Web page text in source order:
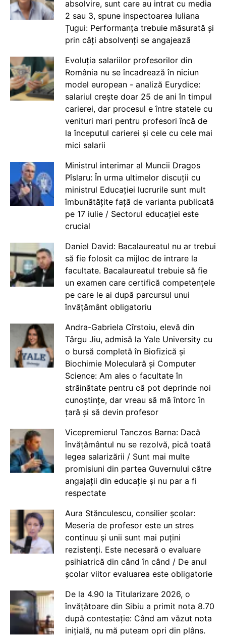
absolvire, sunt care au intrat cu media
2 sau 3, spune inspectoarea Iuliana
Țugui: Performanța trebuie măsurată și
prin câți absolvenți se angajează
Evoluția salariilor profesorilor din
România nu se încadrează în niciun
model european - analiză Eurydice:
salariul crește doar 25 de ani în timpul
carierei, dar procesul e între statele cu
venituri mari pentru profesori încă de
la începutul carierei și cele cu cele mai
mici salarii
Ministrul interimar al Muncii Dragos
Pîslaru: În urma ultimelor discuții cu
ministrul Educației lucrurile sunt mult
îmbunătățite față de varianta publicată
pe 17 iulie / Sectorul educației este
crucial
Daniel David: Bacalaureatul nu ar trebui
să fie folosit ca mijloc de intrare la
facultate. Bacalaureatul trebuie să fie
un examen care certifică competențele
pe care le ai după parcursul unui
învățământ obligatoriu
Andra-Gabriela Cîrstoiu, elevă din
Târgu Jiu, admisă la Yale University cu
o bursă completă în Biofizică și
Biochimie Moleculară și Computer
Science: Am ales o facultate în
străinătate pentru că pot deprinde noi
cunoștințe, dar vreau să mă întorc în
țară și să devin profesor
Vicepremierul Tanczos Barna: Dacă
învățământul nu se rezolvă, pică toată
legea salarizării / Sunt mai multe
promisiuni din partea Guvernului către
angajații din educație și nu par a fi
respectate
Aura Stănculescu, consilier școlar:
Meseria de profesor este un stres
continuu și unii sunt mai puțini
rezistenți. Este necesară o evaluare
psihiatrică din când în când / De anul
școlar viitor evaluarea este obligatorie
De la 4.90 la Titularizare 2026, o
învățătoare din Sibiu a primit nota 8.70
după contestație: Când am văzut nota
inițială, nu mă puteam opri din plâns.